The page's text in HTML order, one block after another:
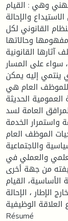
وهي : القيام
والإحالة
القانوني لكل
وحالاتها
آثارها القانونية .
سواء على المسار
ينتمي إليه يمكن
للموظف العام هي
الحديثة
العامة لسد
واستمرار الخدمة
الموظف العام
والاجتماعية
والعملي في
من جهة أخرى.
الأساسية، القيام
الإطار ، الإحالة
الوظيفية.
Résumé